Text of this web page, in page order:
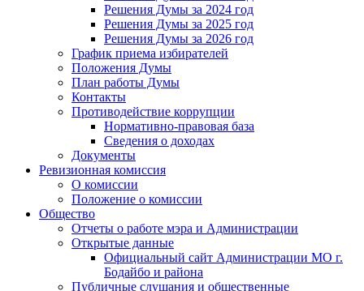
Решения Думы за 2024 год
Решения Думы за 2025 год
Решения Думы за 2026 год
График приема избирателей
Положения Думы
План работы Думы
Контакты
Противодействие коррупции
Нормативно-правовая база
Сведения о доходах
Документы
Ревизионная комиссия
О комиссии
Положение о комиссии
Общество
Отчеты о работе мэра и Администрации
Открытые данные
Официальный сайт Администрации МО г.
Бодайбо и района
Публичные слушания и общественные